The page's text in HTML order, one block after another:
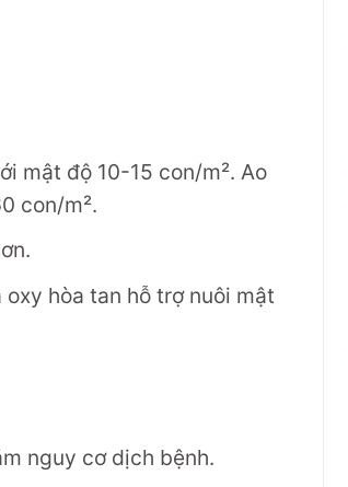
mật độ 10-15 con/m². Ao
con/m².
hòa tan hỗ trợ nuôi mật
nguy cơ dịch bệnh.